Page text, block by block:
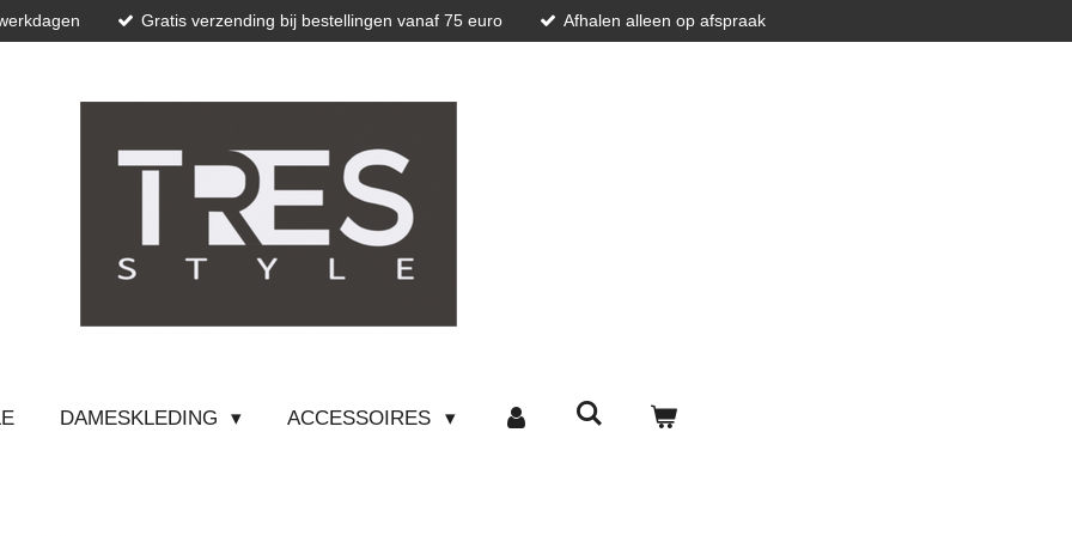
Gratis verzending bij bestellingen vanaf 75 euro Afhalen alleen op afspraak
DAMESKLEDING ACCESSOIRES